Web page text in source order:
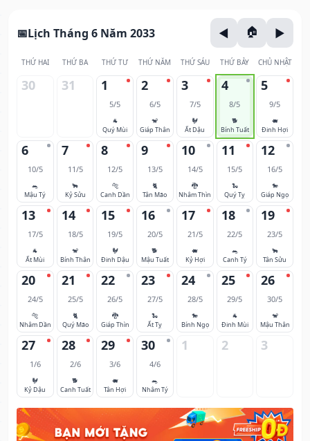
Lịch Tháng 6 Năm 2033
THỨ HAI THỨ BA THỨ TƯ THỨ NĂM THỨ SÁU THỨ BẢY CHỦ NHẬT
30 31 1
5/5
🐐
Quý Mùi
2
6/5
🐒
Giáp Thân
3
7/5
🐓
Ất Dậu
4
8/5
🐕
Bính Tuất
5
9/5
🐖
Đinh Hợi
6
10/5
🐀
Mậu Tý
7
11/5
🐂
Kỷ Sửu
8
12/5
🐅
Canh Dần
9
13/5
🐈
Tân Mão
10
14/5
🐉
Nhâm Thìn
11
15/5
🐍
Quý Tỵ
12
16/5
🐎
Giáp Ngọ
13
17/5
🐐
Ất Mùi
14
18/5
🐒
Bính Thân
15
19/5
🐓
Đinh Dậu
16
20/5
🐕
Mậu Tuất
17
21/5
🐖
Kỷ Hợi
18
22/5
🐀
Canh Tý
19
23/5
🐂
Tân Sửu
20
24/5
🐅
Nhâm Dần
21
25/5
🐈
Quý Mão
22
26/5
🐉
Giáp Thìn
23
27/5
🐍
Ất Tỵ
24
28/5
🐎
Bính Ngọ
25
29/5
🐐
Đinh Mùi
26
30/5
🐒
Mậu Thân
27
1/6
🐓
Kỷ Dậu
28
2/6
🐕
Canh Tuất
29
3/6
🐖
Tân Hợi
30
4/6
🐀
Nhâm Tý
1 2 3